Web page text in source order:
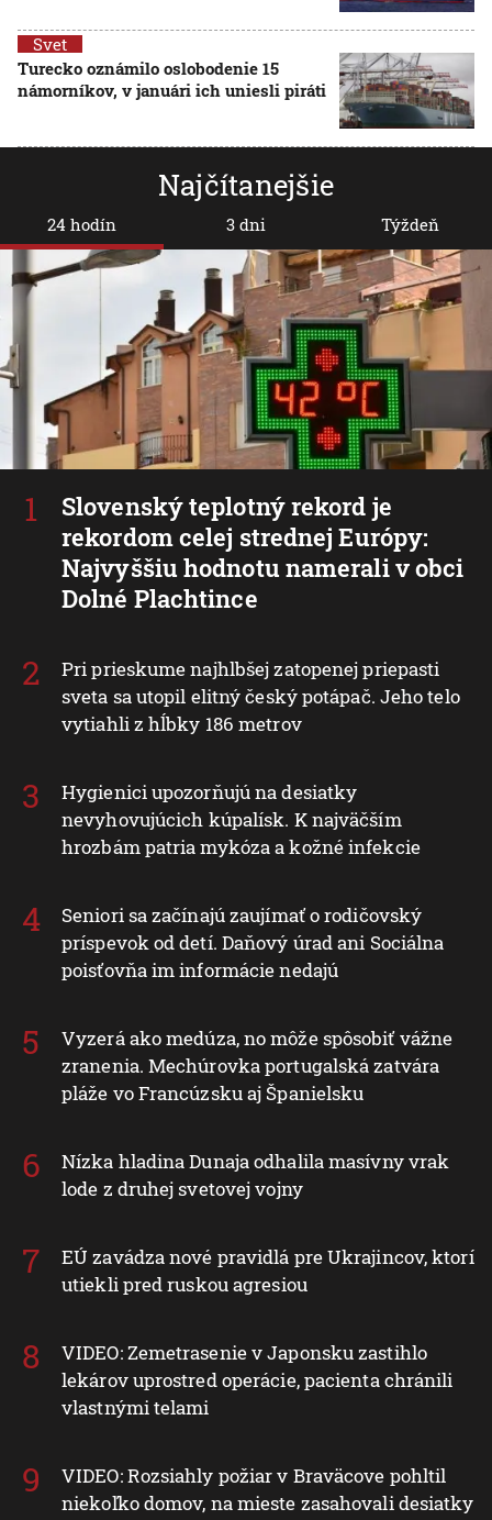
Svet
Turecko oznámilo oslobodenie 15
námorníkov, v januári ich uniesli piráti
Najčítanejšie
24 hodín
Slovenský teplotný rekord je
rekordom celej strednej Európy:
Najvyššiu hodnotu namerali v obci
Dolné Plachtince
Pri prieskume najhlbšej zatopenej priepasti
sveta sa utopil elitný český potápač. Jeho telo
vytiahli z hĺbky 186 metrov
Hygienici upozorňujú na desiatky
nevyhovujúcich kúpalísk. K najväčším
hrozbám patria mykóza a kožné infekcie
Seniori sa začínajú zaujímať o rodičovský
príspevok od detí. Daňový úrad ani Sociálna
poisťovňa im informácie nedajú
Vyzerá ako medúza, no môže spôsobiť vážne
zranenia. Mechúrovka portugalská zatvára
pláže vo Francúzsku aj Španielsku
Nízka hladina Dunaja odhalila masívny vrak
lode z druhej svetovej vojny
EÚ zavádza nové pravidlá pre Ukrajincov, ktorí
utiekli pred ruskou agresiou
VIDEO: Zemetrasenie v Japonsku zastihlo
lekárov uprostred operácie, pacienta chránili
vlastnými telami
VIDEO: Rozsiahly požiar v Braväcove pohltil
niekoľko domov, na mieste zasahovali desiatky
3 dni Týždeň